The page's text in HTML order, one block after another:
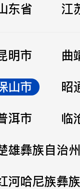
东省
江
明市
曲
山市
昭
洱市
临
雄彝族自治州
河哈尼族彝